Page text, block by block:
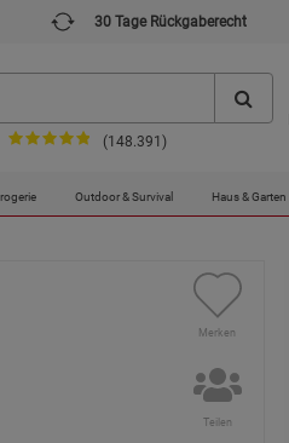
30 Tage Rückgaberecht
(148.391)
Outdoor & Survival Haus & Garten
Merken
Teilen